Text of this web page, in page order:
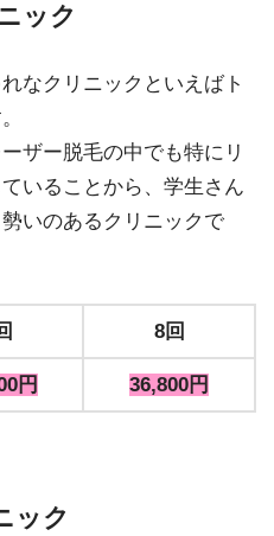
ック
なクリニックといえばト
ザー脱毛の中でも特にリ
いることから、学生さん
いのあるクリニックで
8回
円 36,800円
ック